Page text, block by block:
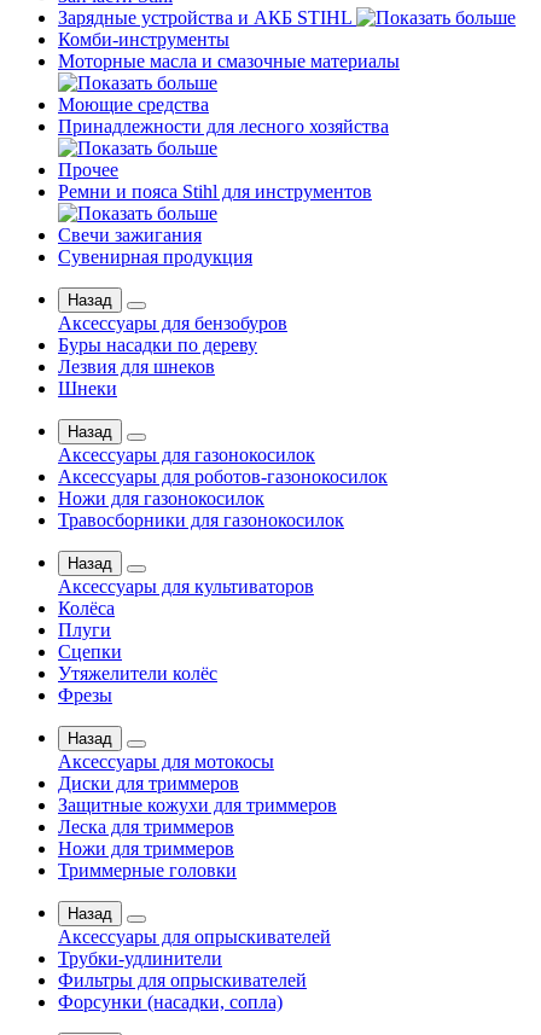
Зарядные устройства и АКБ STIHL
Комби-инструменты
Моторные масла и смазочные материалы
Моющие средства
Принадлежности для лесного хозяйства
Прочее
Ремни и пояса Stihl для инструментов
Свечи зажигания
Сувенирная продукция
Назад
Аксессуары для бензобуров
Буры насадки по дереву
Лезвия для шнеков
Шнеки
Назад
Аксессуары для газонокосилок
Аксессуары для роботов-газонокосилок
Ножи для газонокосилок
Травосборники для газонокосилок
Назад
Аксессуары для культиваторов
Колёса
Плуги
Сцепки
Утяжелители колёс
Фрезы
Назад
Аксессуары для мотокосы
Диски для триммеров
Защитные кожухи для триммеров
Леска для триммеров
Ножи для триммеров
Триммерные головки
Назад
Аксессуары для опрыскивателей
Трубки-удлинители
Фильтры для опрыскивателей
Форсунки (насадки, сопла)